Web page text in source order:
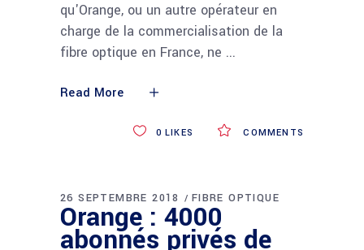
qu'Orange, ou un autre opérateur en
charge de la commercialisation de la
fibre optique en France, ne
Read More
COMMENTS
0 LIKES
26 SEPTEMBRE 2018 FIBRE OPTIQUE
Orange : 4000
abonnés privés de